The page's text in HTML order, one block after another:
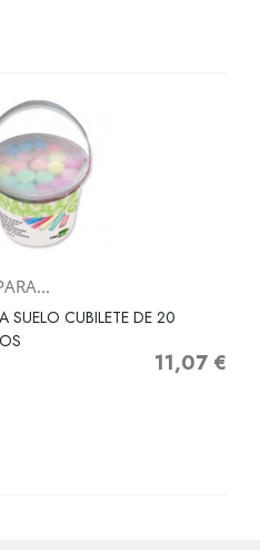
SUELO CUBILETE DE 20
Precio
11,07 €